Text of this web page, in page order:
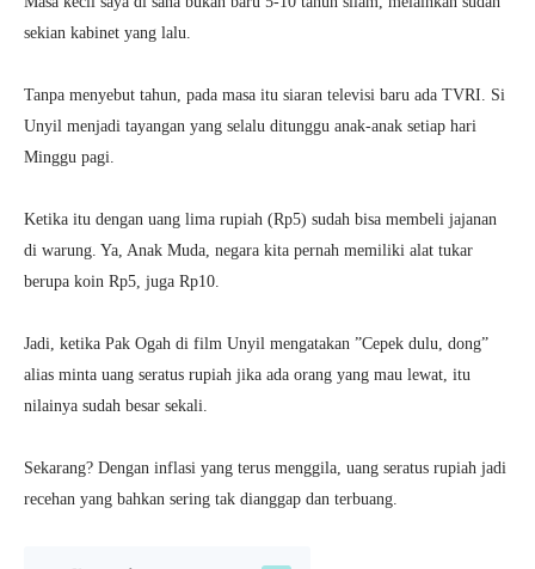
sekian kabinet yang lalu.
Tanpa menyebut tahun, pada masa itu siaran televisi baru ada TVRI. Si
Unyil menjadi tayangan yang selalu ditunggu anak-anak setiap hari
Minggu pagi.
Ketika itu dengan uang lima rupiah (Rp5) sudah bisa membeli jajanan
di warung. Ya, Anak Muda, negara kita pernah memiliki alat tukar
berupa koin Rp5, juga Rp10.
Jadi, ketika Pak Ogah di film Unyil mengatakan ”Cepek dulu, dong”
alias minta uang seratus rupiah jika ada orang yang mau lewat, itu
nilainya sudah besar sekali.
Sekarang? Dengan inflasi yang terus menggila, uang seratus rupiah jadi
recehan yang bahkan sering tak dianggap dan terbuang.